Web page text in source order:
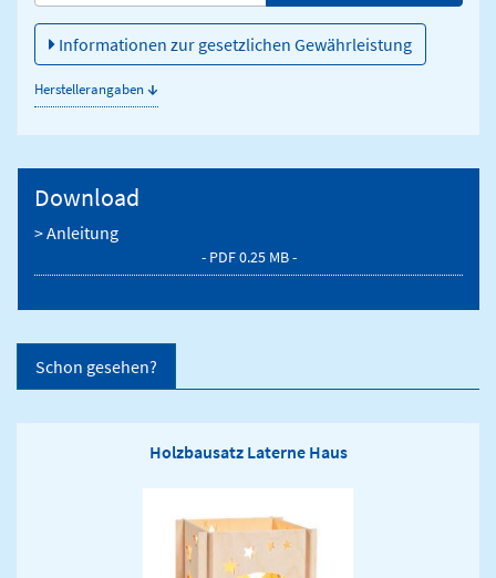
Informationen zur gesetzlichen Gewährleistung
Herstellerangaben↓
Download
> Anleitung
- PDF 0.25 MB -
Schon gesehen?
Holzbausatz Laterne Haus